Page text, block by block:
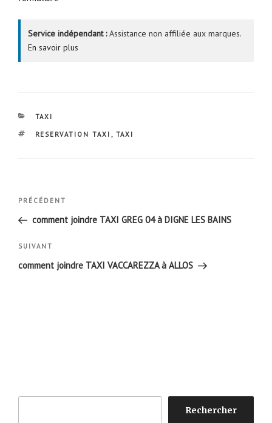
Service indépendant :Assistance non affiliée aux marques.
En savoir plus
CATÉGORIES
TAXI
ÉTIQUETTES
RESERVATION TAXI , TAXI
Navigation
l’article
Article
précédent
PRÉCÉDENT
comment joindre TAXI GREG 04 à DIGNE LES BAINS
Article
suivant
SUIVANT
comment joindre TAXI VACCAREZZA à ALLOS
Rechercher